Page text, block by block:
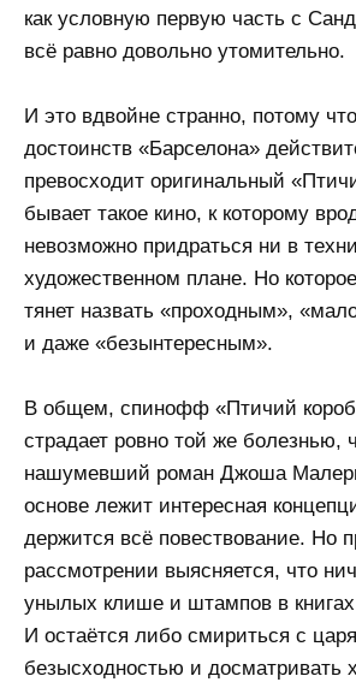
как условную первую часть с
всё равно довольно утомительно.
И это вдвойне странно, потому
достоинств «Барселона»
превосходит оригинальный
бывает такое кино, к которому
невозможно придраться ни в
художественном плане. Но
тянет назвать «проходным»,
и даже «безынтересным».
В общем, спинофф «Птичий
страдает ровно той же болезнью,
нашумевший роман Джоша
основе лежит интересная
держится всё повествование. Но
рассмотрении выясняется, что
унылых клише и штампов в
И остаётся либо смириться с
безысходностью и досматривать